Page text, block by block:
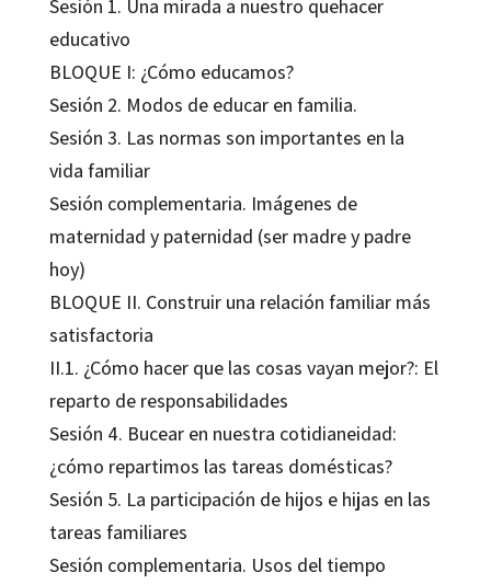
Sesión 1. Una mirada a nuestro quehacer
educativo
BLOQUE I: ¿Cómo educamos?
Sesión 2. Modos de educar en familia.
Sesión 3. Las normas son importantes en la
vida familiar
Sesión complementaria. Imágenes de
maternidad y paternidad (ser madre y padre
hoy)
BLOQUE II. Construir una relación familiar más
satisfactoria
II.1. ¿Cómo hacer que las cosas vayan mejor?: El
reparto de responsabilidades
Sesión 4. Bucear en nuestra cotidianeidad:
¿cómo repartimos las tareas domésticas?
Sesión 5. La participación de hijos e hijas en las
tareas familiares
Sesión complementaria. Usos del tiempo